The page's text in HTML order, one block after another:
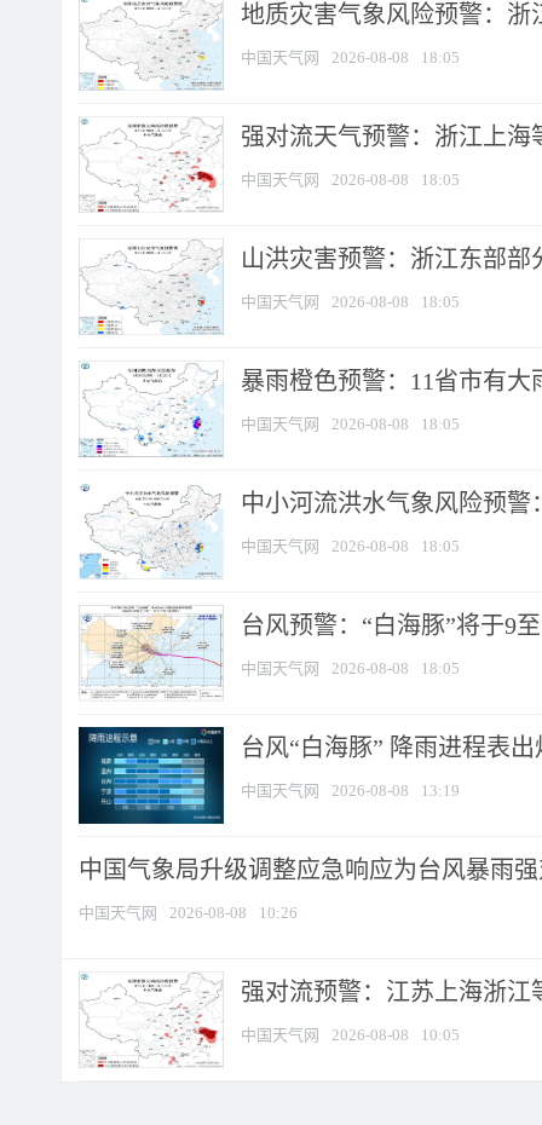
地质灾害气象风险预警：
中国天气网 2026-08-08 18:05
强对流天气预警：浙江上海
中国天气网 2026-08-08 18:05
山洪灾害预警：浙江东部
中国天气网 2026-08-08 18:05
暴雨橙色预警：11省市有
中国天气网 2026-08-08 18:05
中小河流洪水气象风险预
中国天气网 2026-08-08 18:05
台风预警：“白海豚”将于9
中国天气网 2026-08-08 18:05
台风“白海豚” 降雨进程表
中国天气网 2026-08-08 13:19
中国气象局升级调整应急响应为台风暴雨
中国天气网 2026-08-08 10:26
强对流预警：江苏上海浙江
中国天气网 2026-08-08 10:05